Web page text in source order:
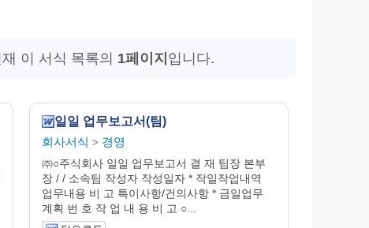
이 서식 목록의 1페이지 입니다.
일일 업무보고서(팀)
회사서식 > 경영
㈜○주식회사 일일 업무보고서 결 재 팀장 본부
장 / / 소속팀 작성자 작성일자 * 작일작업내역
업무내용 비 고 특이사항/건의사항 * 금일업무
계획 번 호 작 업 내 용 비 고 ○...